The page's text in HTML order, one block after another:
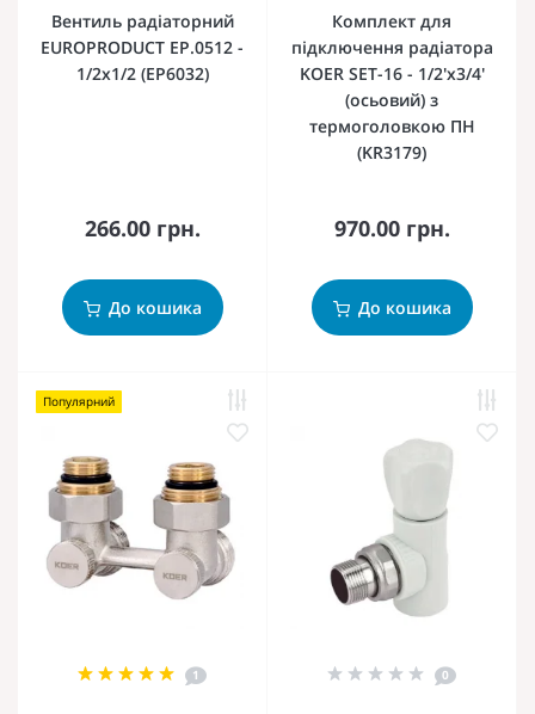
Вентиль радіаторний
EUROPRODUCT EP.0512 -
1/2x1/2 (EP6032)
266.00 грн.
До кошика
Комплект для
підключення радіатора
KOER SET-16 - 1/2'x3/4'
(осьовий) з
термоголовкою ПН
(KR3179)
970.00 грн.
До кошика
Популярний
1 0